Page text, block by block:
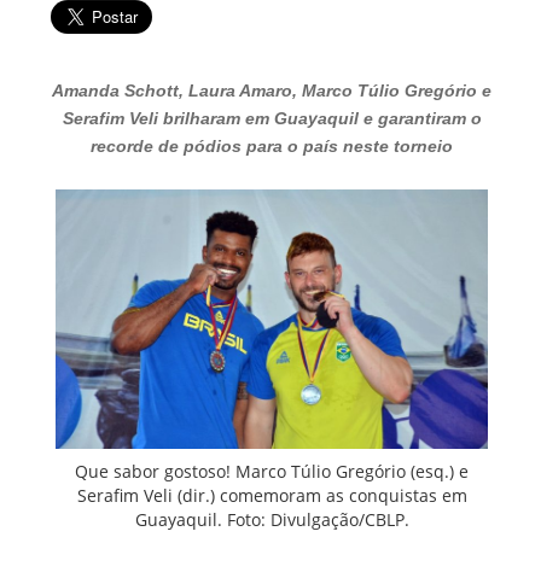
Amanda Schott, Laura Amaro, Marco Túlio Gregório e
Serafim Veli brilharam em Guayaquil e garantiram o
recorde de pódios para o país neste torneio
Que sabor gostoso! Marco Túlio Gregório (esq.) e
Serafim Veli (dir.) comemoram as conquistas em
Guayaquil. Foto: Divulgação/CBLP.